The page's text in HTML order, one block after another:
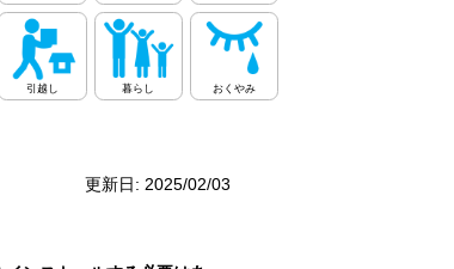
更新日: 2025/02/03
引越し 暮らし おくやみ